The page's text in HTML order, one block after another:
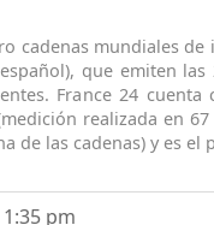
cadenas mundiales
que emiten
France 24 cuenta
realizada en
de las cadenas) y es el
pm